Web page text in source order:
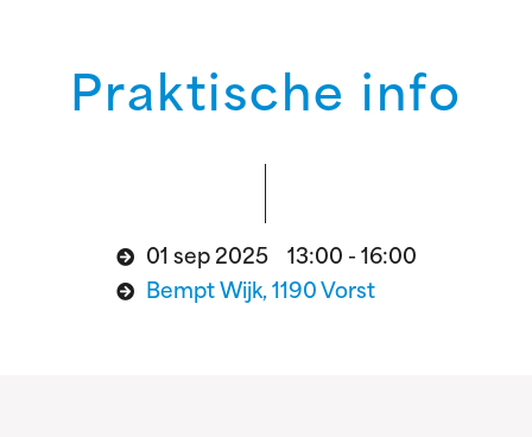
Praktische info
01 sep 2025 13:00 - 16:00
Bempt Wijk, 1190 Vorst